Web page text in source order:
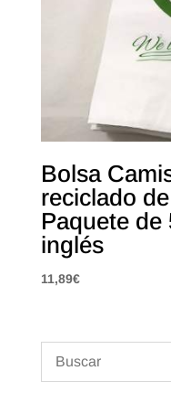
Bolsa
reciclado
Paquete de
inglés
11,89€